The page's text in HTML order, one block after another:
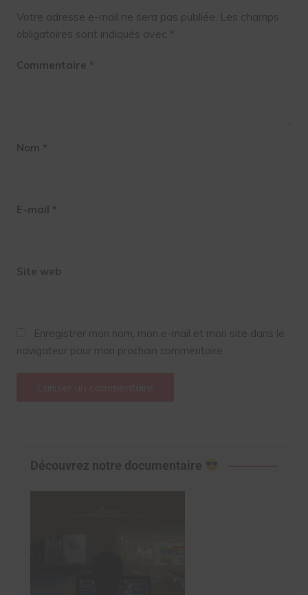
Votre adresse e-mail ne sera pas publiée. Les champs
obligatoires sont indiqués avec *
Commentaire *
Nom *
E-mail *
Site web
Enregistrer mon nom, mon e-mail et mon site dans le
navigateur pour mon prochain commentaire.
Découvrez notre documentaire